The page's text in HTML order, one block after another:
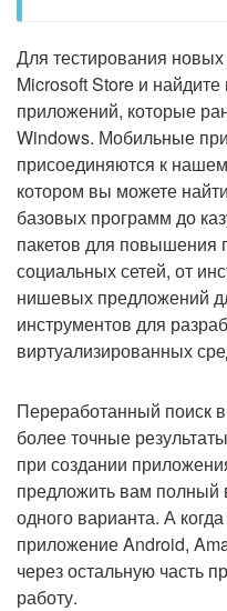
Для тестирования
Microsoft Store и
приложений, которые
Windows. Мобильные
присоединяются к
котором вы можете
базовых программ до
пакетов для повышения
социальных сетей, от
нишевых предложений
инструментов для
виртуализированных
Переработанный поиск
более точные
при создании
предложить вам полный
одного варианта. А
приложение Android,
через остальную часть
работу.